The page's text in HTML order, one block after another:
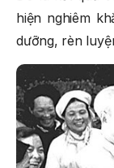
hiện nghiêm
dưỡng, rèn